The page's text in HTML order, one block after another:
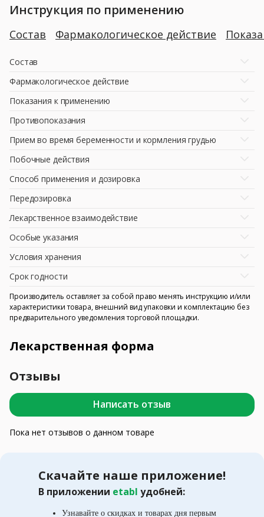
Инструкция по применению
Состав Фармакологическое действие
Состав
Фармакологическое действие
Показания к применению
Противопоказания
Прием во время беременности и кормления грудью
Побочные действия
Способ применения и дозировка
Передозировка
Лекарственное взаимодействие
Особые указания
Условия хранения
Срок годности
Производитель оставляет за собой право менять инструкцию и/или
характеристики товара, внешний вид упаковки и комплектацию без
предварительного уведомления торговой площадки.
Лекарственная форма
Отзывы
Написать отзыв
Пока нет отзывов о данном товаре
Скачайте наше приложение!
В приложении etabl удобней:
Узнавайте о скидках и товарах дня первым